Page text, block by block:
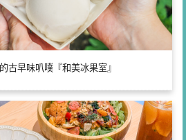
古早味叭噗『和美冰果室』